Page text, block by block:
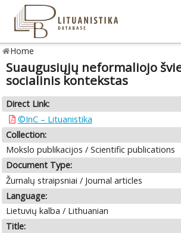
Home
Suaugusiųjų neformaliojo
socialinis kontekstas
Direct Link:
©InC – Lituanistika
Collection:
Mokslo publikacijos / Scientific publications
Document Type:
Žurnalų straipsniai / Journal articles
Language:
Lietuvių kalba / Lithuanian
Title: